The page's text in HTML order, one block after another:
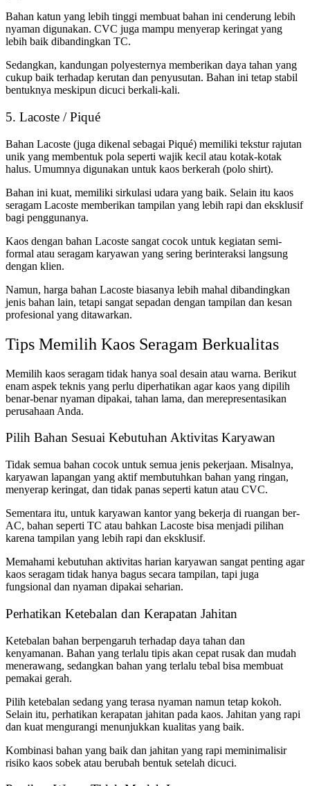
Bahan katun yang lebih tinggi membuat bahan ini cenderung lebih
nyaman digunakan. CVC juga mampu menyerap keringat yang
lebih baik dibandingkan TC.
Sedangkan, kandungan polyesternya memberikan daya tahan yang
cukup baik terhadap kerutan dan penyusutan. Bahan ini tetap stabil
bentuknya meskipun dicuci berkali-kali.
5. Lacoste / Piqué
Bahan Lacoste (juga dikenal sebagai Piqué) memiliki tekstur rajutan
unik yang membentuk pola seperti wajik kecil atau kotak-kotak
halus. Umumnya digunakan untuk kaos berkerah (polo shirt).
Bahan ini kuat, memiliki sirkulasi udara yang baik. Selain itu kaos
seragam Lacoste memberikan tampilan yang lebih rapi dan eksklusif
bagi penggunanya.
Kaos dengan bahan Lacoste sangat cocok untuk kegiatan semi-
formal atau seragam karyawan yang sering berinteraksi langsung
dengan klien.
Namun, harga bahan Lacoste biasanya lebih mahal dibandingkan
jenis bahan lain, tetapi sangat sepadan dengan tampilan dan kesan
profesional yang ditawarkan.
Tips Memilih Kaos Seragam Berkualitas
Memilih kaos seragam tidak hanya soal desain atau warna. Berikut
enam aspek teknis yang perlu diperhatikan agar kaos yang dipilih
benar-benar nyaman dipakai, tahan lama, dan merepresentasikan
perusahaan Anda.
Pilih Bahan Sesuai Kebutuhan Aktivitas Karyawan
Tidak semua bahan cocok untuk semua jenis pekerjaan. Misalnya,
karyawan lapangan yang aktif membutuhkan bahan yang ringan,
menyerap keringat, dan tidak panas seperti katun atau CVC.
Sementara itu, untuk karyawan kantor yang bekerja di ruangan ber-
AC, bahan seperti TC atau bahkan Lacoste bisa menjadi pilihan
karena tampilan yang lebih rapi dan eksklusif.
Memahami kebutuhan aktivitas harian karyawan sangat penting agar
kaos seragam tidak hanya bagus secara tampilan, tapi juga
fungsional dan nyaman dipakai seharian.
Perhatikan Ketebalan dan Kerapatan Jahitan
Ketebalan bahan berpengaruh terhadap daya tahan dan
kenyamanan. Bahan yang terlalu tipis akan cepat rusak dan mudah
menerawang, sedangkan bahan yang terlalu tebal bisa membuat
pemakai gerah.
Pilih ketebalan sedang yang terasa nyaman namun tetap kokoh.
Selain itu, perhatikan kerapatan jahitan pada kaos. Jahitan yang rapi
dan kuat mengurangi menunjukkan kualitas yang baik.
Kombinasi bahan yang baik dan jahitan yang rapi meminimalisir
risiko kaos sobek atau berubah bentuk setelah dicuci.